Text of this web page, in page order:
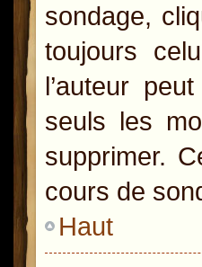
sondage,
toujours
l’auteur
seuls les
supprimer.
cours de
Haut